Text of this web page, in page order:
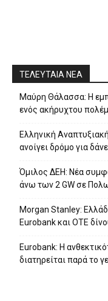
ΤΕΛΕΥΤΑΙΑ ΝΕΑ
Μαύρη Θάλασσα: Η
ενός ακήρυχτου
Ελληνική
ανοίγει δρόμο για
Όμιλος ΔΕΗ: Νέα
άνω των 2 GW σε
Morgan Stanley:
Eurobank και ΟΤΕ
Eurobank: Η
διατηρείται παρά το